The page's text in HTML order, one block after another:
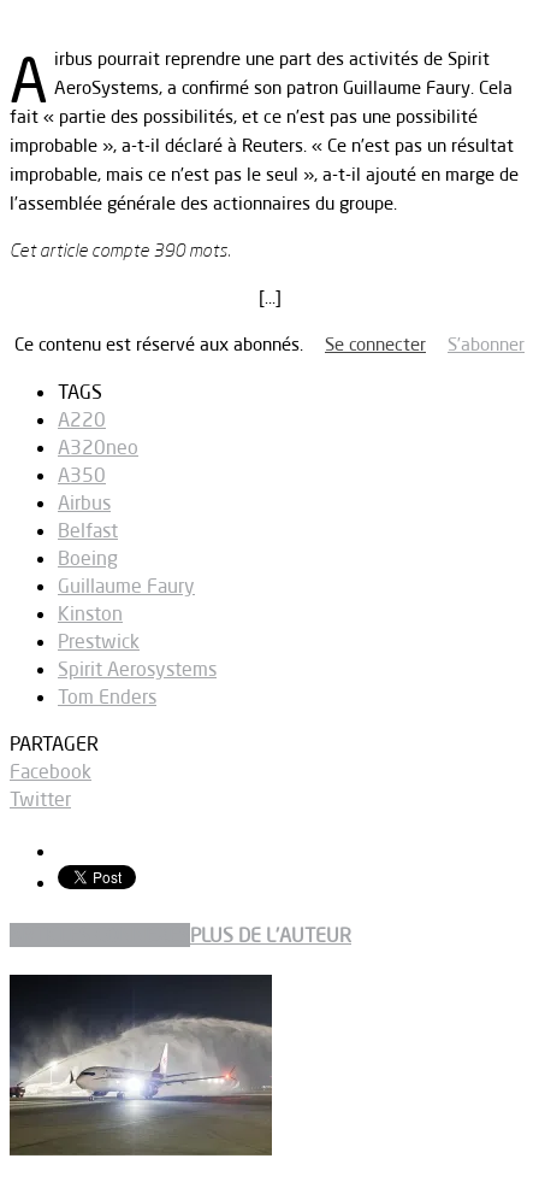
A irbus pourrait reprendre une part des activités de Spirit
AeroSystems, a confirmé son patron Guillaume Faury. Cela
fait « partie des possibilités, et ce n’est pas une possibilité
improbable », a-t-il déclaré à Reuters. « Ce n’est pas un résultat
improbable, mais ce n’est pas le seul », a-t-il ajouté en marge de
l’assemblée générale des actionnaires du groupe.
Cet article compte 390 mots.
[…]
Ce contenu est réservé aux abonnés. Se connecter S’abonner
TAGS
A220
A320neo
A350
Airbus
Belfast
Boeing
Guillaume Faury
Kinston
Prestwick
Spirit Aerosystems
Tom Enders
PARTAGER
Facebook
Twitter
PLUS DE L'AUTEUR